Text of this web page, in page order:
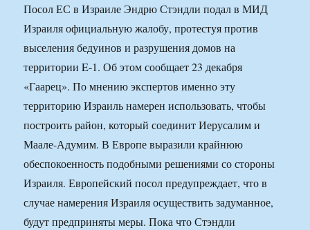
Посол ЕС в Израиле Эндрю Стэндли подал в МИД
Израиля официальную жалобу, протестуя против
выселения бедуинов и разрушения домов на
территории E-1. Об этом сообщает 23 декабря
«Гаарец». По мнению экспертов именно эту
территорию Израиль намерен использовать, чтобы
построить район, который соединит Иерусалим и
Маале-Адумим. В Европе выразили крайнюю
обеспокоенность подобными решениями со стороны
Израиля. Европейский посол предупреждает, что в
случае намерения Израиля осуществить задуманное,
будут предприняты меры. Пока что Стэндли